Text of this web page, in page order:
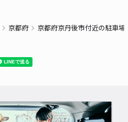
京都府 京都府京丹後市付近の駐車場